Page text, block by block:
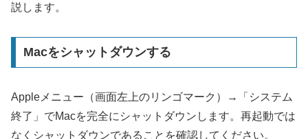
説します。
Macをシャットダウンする
Appleメニュー（画面左上のリンゴマーク）→「システム
終了」でMacを完全にシャットダウンします。再起動では
なくシャットダウンであることを確認してください。